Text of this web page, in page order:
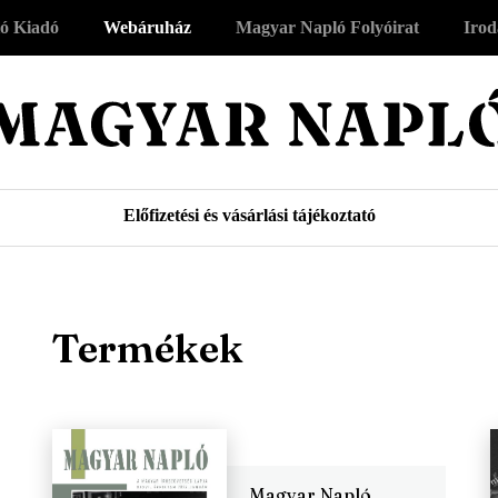
Kiadó Webáruház
Előfizetési és vásárlási tájékoztató
Magyar Napló Folyóirat
Termékek